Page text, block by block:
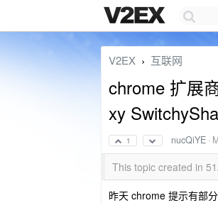
V2EX › 互联网
chrome 扩展
xy
1 nucQiYE ·
This topic created in
昨天 chrome 提示有部